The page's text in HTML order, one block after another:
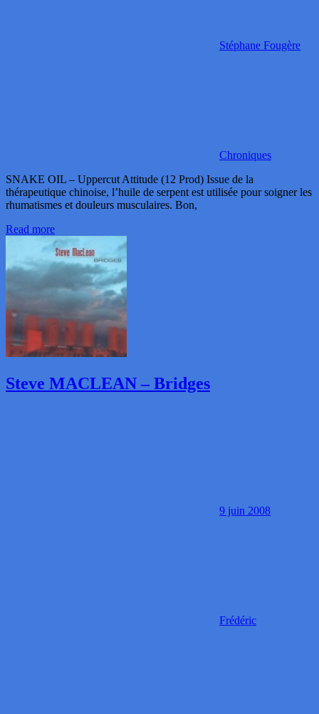
Stéphane Fougère
Chroniques
SNAKE OIL – Uppercut Attitude (12 Prod) Issue de la
thérapeutique chinoise, l’huile de serpent est utilisée pour soigner les
rhumatismes et douleurs musculaires. Bon,
Read more
Steve MACLEAN – Bridges
9 juin 2008
Frédéric